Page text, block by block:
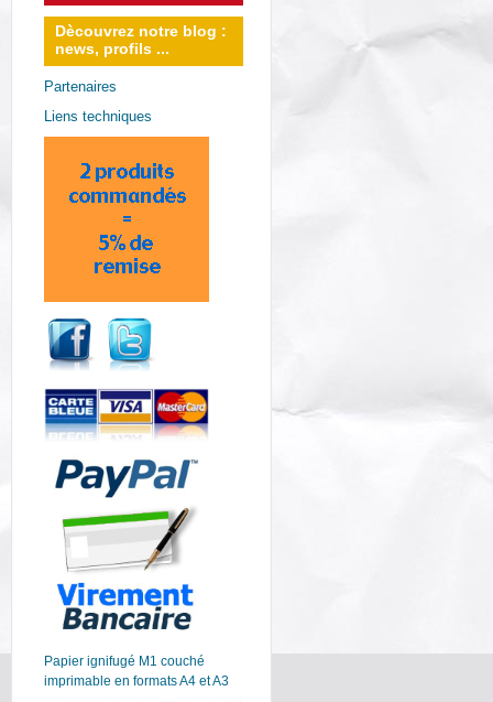
Dècouvrez notre blog :
news, profils ...
Partenaires
Liens techniques
Papier ignifugé M1 couché
imprimable en formats A4 et A3